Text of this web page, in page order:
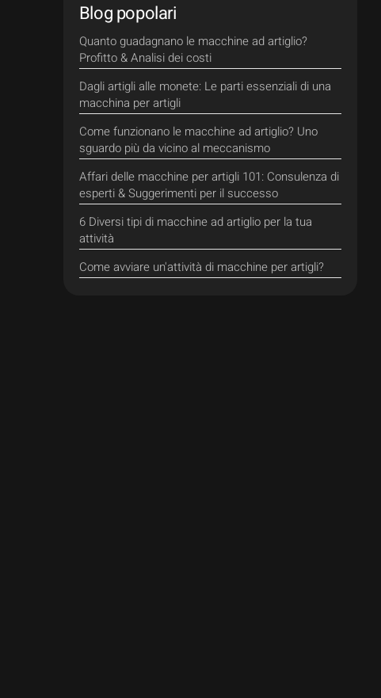
Blog popolari
Quanto guadagnano le macchine ad artiglio?
Profitto & Analisi dei costi
Dagli artigli alle monete: Le parti essenziali di una
macchina per artigli
Come funzionano le macchine ad artiglio? Uno
sguardo più da vicino al meccanismo
Affari delle macchine per artigli 101: Consulenza di
esperti & Suggerimenti per il successo
6 Diversi tipi di macchine ad artiglio per la tua
attività
Come avviare un'attività di macchine per artigli?